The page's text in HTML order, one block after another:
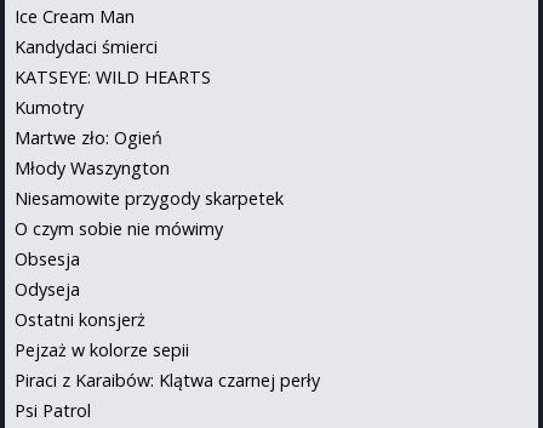
Ice Cream Man
Kandydaci śmierci
KATSEYE: WILD HEARTS
Kumotry
Martwe zło: Ogień
Młody Waszyngton
Niesamowite przygody skarpetek
O czym sobie nie mówimy
Obsesja
Odyseja
Ostatni konsjerż
Pejzaż w kolorze sepii
Piraci z Karaibów: Klątwa czarnej perły
Psi Patrol